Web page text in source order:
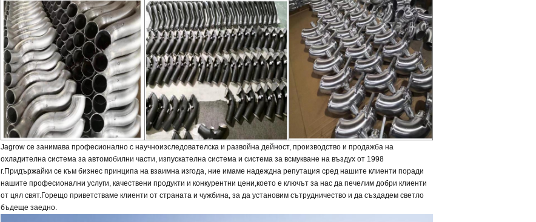
Jagrow се занимава професионално с научноизследователска и развойна дейност, производство и продажба на
охладителна система за автомобилни части, изпускателна система и система за всмукване на въздух от 1998
г.Придържайки се към бизнес принципа на взаимна изгода, ние имаме надеждна репутация сред нашите клиенти поради
нашите професионални услуги, качествени продукти и конкурентни цени,което е ключът за нас да печелим добри клиенти
от цял свят.Горещо приветстваме клиенти от страната и чужбина, за да установим сътрудничество и да създадем светло
бъдеще заедно.